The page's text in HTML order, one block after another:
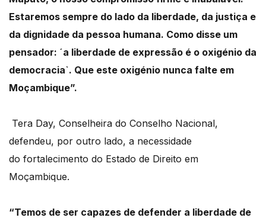
Estaremos sempre do lado da liberdade, da justiça e
da dignidade da pessoa humana. Como disse um
pensador: ´a liberdade de expressão é o oxigénio da
democracia`. Que este oxigénio nunca falte em
Moçambique”.
Tera Day, Conselheira do Conselho Nacional,
defendeu, por outro lado, a necessidade
do fortalecimento do Estado de Direito em
Moçambique.
“Temos de ser capazes de defender a liberdade de